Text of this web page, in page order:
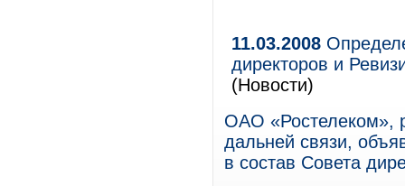
11.03.2008
директоров и
(Новости)
ОАО «Ростелеком»,
дальней связи,
в состав Совета